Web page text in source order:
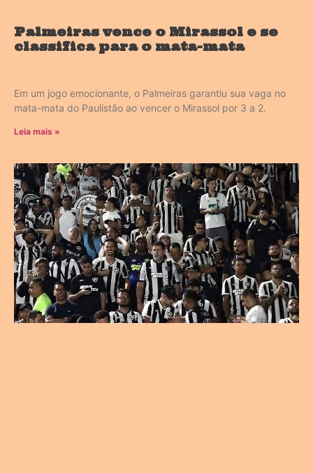
Palmeiras vence o Mirassol e se
classifica para o mata-mata
Em um jogo emocionante, o Palmeiras garantiu sua vaga no
mata-mata do Paulistão ao vencer o Mirassol por 3 a 2.
Leia mais »